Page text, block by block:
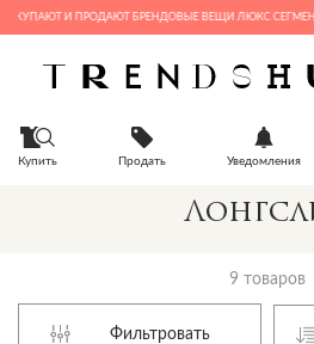
И ПРОДАЮТ БРЕНДОВЫЕ ВЕЩИ ЛЮКС СЕГМЕНТА
Купить Продать Уведомления
9 товаров
Фильтровать